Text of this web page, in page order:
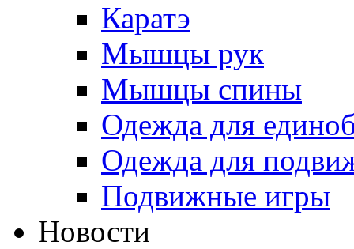
Каратэ
Мышцы рук
Мышцы спины
Одежда для
Одежда для
Подвижные игры
Новости